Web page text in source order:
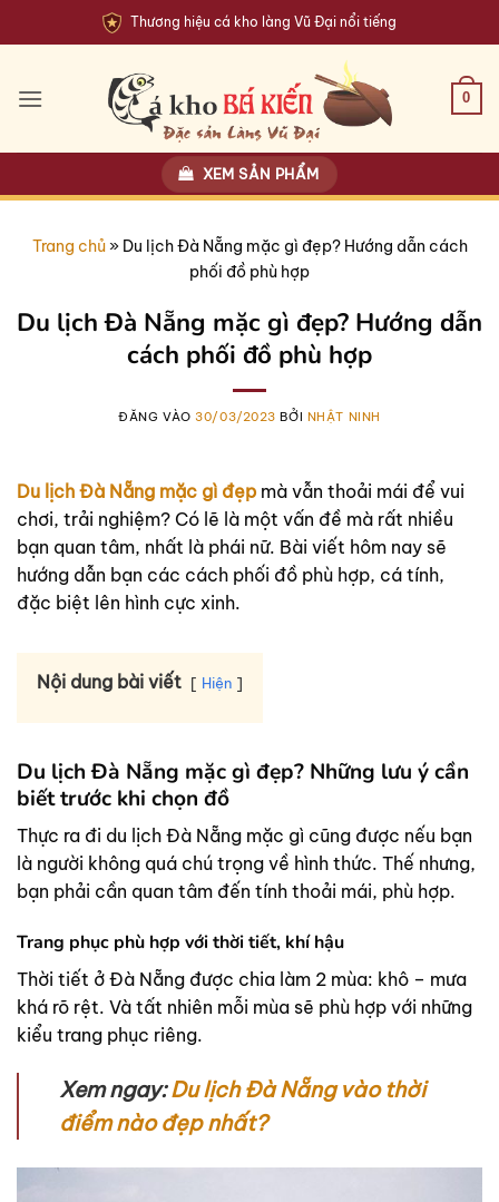
qua
dung
Thương hiệu cá kho làng Vũ Đại nổi tiếng
0
XEM SẢN PHẨM
Trang chủ» Du lịch Đà Nẵng mặc gì đẹp? Hướng dẫn cách
phối đồ phù hợp
Du lịch Đà Nẵng mặc gì đẹp? Hướng dẫn
cách phối đồ phù hợp
ĐĂNG VÀO30/03/2023 BỞI NHẬT NINH
Du lịch Đà Nẵng mặc gì đẹp mà vẫn thoải mái để vui
chơi, trải nghiệm? Có lẽ là một vấn đề mà rất nhiều
bạn quan tâm, nhất là phái nữ. Bài viết hôm nay sẽ
hướng dẫn bạn các cách phối đồ phù hợp, cá tính,
đặc biệt lên hình cực xinh.
Nội dung bài viết Hiện
Du lịch Đà Nẵng mặc gì đẹp? Những lưu ý cần
biết trước khi chọn đồ
Thực ra đi du lịch Đà Nẵng mặc gì cũng được nếu bạn
là người không quá chú trọng về hình thức. Thế nhưng,
bạn phải cần quan tâm đến tính thoải mái, phù hợp.
Trang phục phù hợp với thời tiết, khí hậu
Thời tiết ở Đà Nẵng được chia làm 2 mùa: khô – mưa
khá rõ rệt. Và tất nhiên mỗi mùa sẽ phù hợp với những
kiểu trang phục riêng.
Xem ngay:Du lịch Đà Nẵng vào thời
điểm nào đẹp nhất?